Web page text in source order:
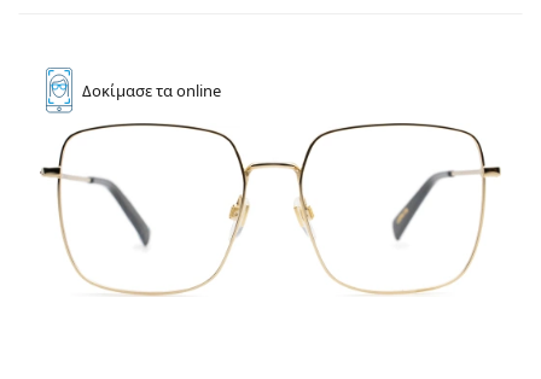
Δοκίμασετα online